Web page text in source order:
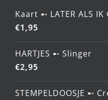
Kaart ➸ LATER ALS IK
€1,95
HARTJES ➸ Slinger
€2,95
STEMPELDOOSJE ➸